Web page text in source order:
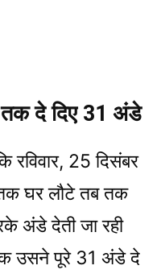
दे दिए 31 अंडे
रविवार, 25 दिसंबर
घर लौटे तब तक
अंडे देती जा रही
उसने पूरे 31 अंडे दे